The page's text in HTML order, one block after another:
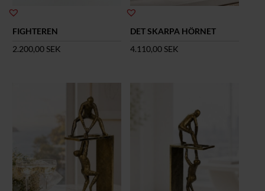
FIGHTEREN
2.200,00 SEK
DET SKARPA HÖRNET
4.110,00 SEK